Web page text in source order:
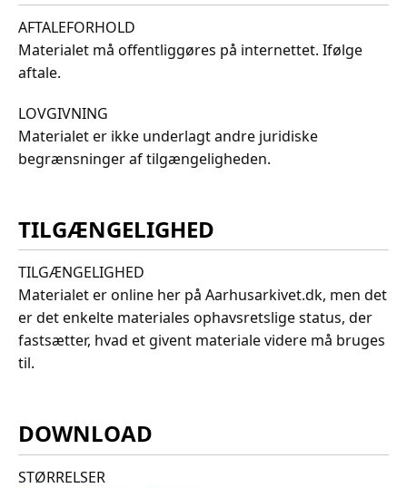
AFTALEFORHOLD
Materialet må offentliggøres på internettet. Ifølge
aftale.
LOVGIVNING
Materialet er ikke underlagt andre juridiske
begrænsninger af tilgængeligheden.
TILGÆNGELIGHED
TILGÆNGELIGHED
Materialet er online her på Aarhusarkivet.dk, men det
er det enkelte materiales ophavsretslige status, der
fastsætter, hvad et givent materiale videre må bruges
til.
DOWNLOAD
STØRRELSER